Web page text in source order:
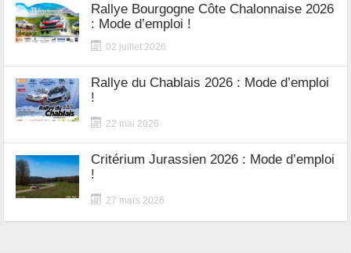
Rallye Bourgogne Côte Chalonnaise 2026
: Mode d’emploi !
02 juillet 2026
Rallye du Chablais 2026 : Mode d’emploi
!
22 mai 2026
Critérium Jurassien 2026 : Mode d’emploi
!
27 mars 2026